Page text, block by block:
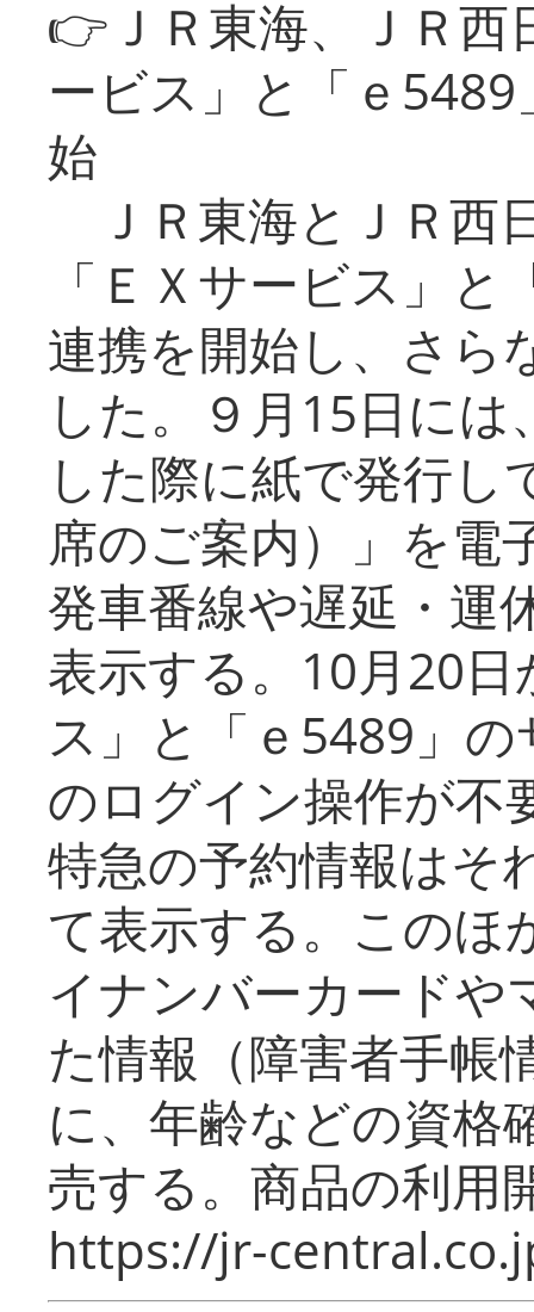
👉ＪＲ東海、ＪＲ
ービス」と「ｅ
始
ＪＲ東海とＪＲ西
「ＥＸサービス」
連携を開始し、さら
した。９月15日に
した際に紙で発行し
席のご案内）」を電
発車番線や遅延・運
表示する。10月20
ス」と「ｅ5489」
のログイン操作が不
特急の予約情報はそ
て表示する。このほ
イナンバーカードや
た情報（障害者手帳
に、年齢などの資格
売する。商品の利用
https://jr-